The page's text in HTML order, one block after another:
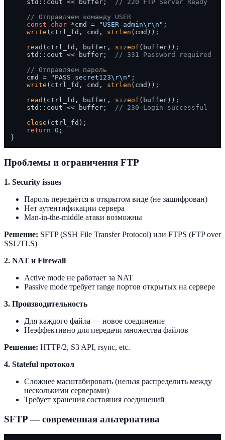
    std::cout << buffer;
// 220 FTP Server Ready
// Отправляем команду USER
const
char *cmd = "USER admin\r\n" ;
write (ctrl_fd, cmd, strlen (cmd));
read (ctrl_fd, buffer, sizeof (buffer));
    std::cout << buffer;
// 331 Password required
// Отправляем пароль
    cmd =
"PASS secret123\r\n" ;
write (ctrl_fd, cmd, strlen (cmd));
read (ctrl_fd, buffer, sizeof (buffer));
    std::cout << buffer;
// 230 Login successful
close (ctrl_fd);
return 0 ;
Проблемы и ограничения FTP
1. Security issues
Пароль передаётся в открытом виде (не зашифрован)
Нет аутентификации сервера
Man-in-the-middle атаки возможны
Решение: SFTP (SSH File Transfer Protocol) или FTPS (FTP over
SSL/TLS)
2. NAT и Firewall
Active mode не работает за NAT
Passive mode требует range портов открытых на сервере
3. Производительность
Для каждого файла — новое соединение
Неэффективно для передачи множества файлов
Решение: HTTP/2, S3 API, rsync, etc.
4. Stateful протокол
Сложнее масштабировать (нельзя распределить между
несколькими серверами)
Требует хранения состояния соединений
SFTP — современная альтернатива